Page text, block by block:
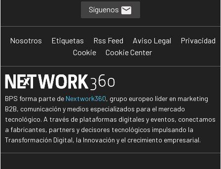
Síguenos
Nosotros Etiquetas Rss Feed Aviso Legal
Privacidad
Cookie
Cookie Center
BPS forma parte de Nextwork360, grupo europeo líder en marketing
B2B, comunicación y medios especializados para el mercado
tecnológico. A través de plataformas digitales y eventos, conectamos
a fabricantes, partners y decisores tecnológicos impulsando la
Transformación Digital, la Innovación y el crecimiento empresarial.